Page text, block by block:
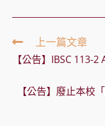
Read
more
articles
上一篇文章
【公告】IBSC 113-
【公告】廢止本校